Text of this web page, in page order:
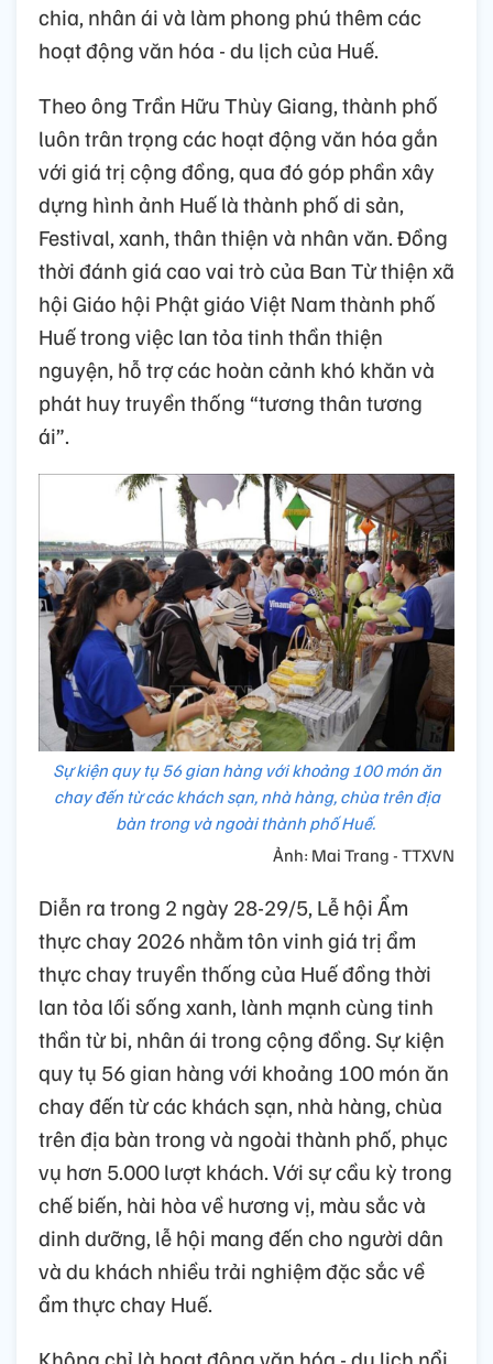
chia, nhân ái và làm phong phú thêm các
hoạt động văn hóa - du lịch của Huế.
Theo ông Trần Hữu Thùy Giang, thành phố
luôn trân trọng các hoạt động văn hóa gắn
với giá trị cộng đồng, qua đó góp phần xây
dựng hình ảnh Huế là thành phố di sản,
Festival, xanh, thân thiện và nhân văn. Đồng
thời đánh giá cao vai trò của Ban Từ thiện xã
hội Giáo hội Phật giáo Việt Nam thành phố
Huế trong việc lan tỏa tinh thần thiện
nguyện, hỗ trợ các hoàn cảnh khó khăn và
phát huy truyền thống “tương thân tương
ái”.
Sự kiện quy tụ 56 gian hàng với khoảng 100 món ăn
chay đến từ các khách sạn, nhà hàng, chùa trên địa
bàn trong và ngoài thành phố Huế.
Ảnh: Mai Trang - TTXVN
Diễn ra trong 2 ngày 28-29/5, Lễ hội Ẩm
thực chay 2026 nhằm tôn vinh giá trị ẩm
thực chay truyền thống của Huế đồng thời
lan tỏa lối sống xanh, lành mạnh cùng tinh
thần từ bi, nhân ái trong cộng đồng. Sự kiện
quy tụ 56 gian hàng với khoảng 100 món ăn
chay đến từ các khách sạn, nhà hàng, chùa
trên địa bàn trong và ngoài thành phố, phục
vụ hơn 5.000 lượt khách. Với sự cầu kỳ trong
chế biến, hài hòa về hương vị, màu sắc và
dinh dưỡng, lễ hội mang đến cho người dân
và du khách nhiều trải nghiệm đặc sắc về
ẩm thực chay Huế.